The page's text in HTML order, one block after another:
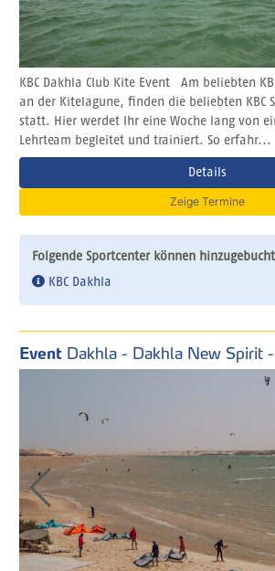
KBC Dakhla Club Kite Event Am beliebten
an der Kitelagune, finden die beliebten KBC
statt. Hier werdet Ihr eine Woche lang von
Lehrteam begleitet und trainiert. So erfahr...
Details
Zeige Termine
Folgende Sportcenter können
KBC Dakhla
Event Dakhla - Dakhla New Spirit